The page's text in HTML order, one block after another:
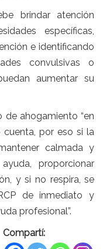
brindar atención
específicas,
e identificando
convulsivas o
aumentar su
de ahogamiento “en
cuenta, por eso si la
calmada y
proporcionar
y si no respira, se
de inmediato y
profesional”.
Compartí: